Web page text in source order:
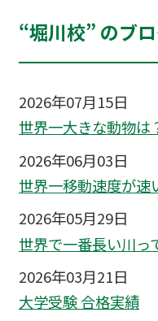
“堀川校” のブ
2026年07月15日
世界一大きな動物
2026年06月03日
世界一移動速度が速
2026年05月29日
世界で一番長い川っ
2026年03月21日
大学受験 合格実績